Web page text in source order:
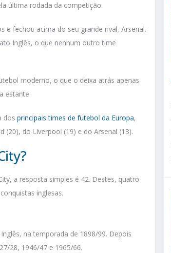
última rodada da competição.
fechou acima do seu grande rival, Arsenal.
Inglês, o que nenhum outro time
moderno, o que o deixa atrás apenas
estante.
dos principais times de futebol da Europa,
do Liverpool (19) e do Arsenal (13).
a resposta simples é 42. Destes, quatro
inglesas.
na temporada de 1898/99. Depois
28, 1946/47 e 1965/66.